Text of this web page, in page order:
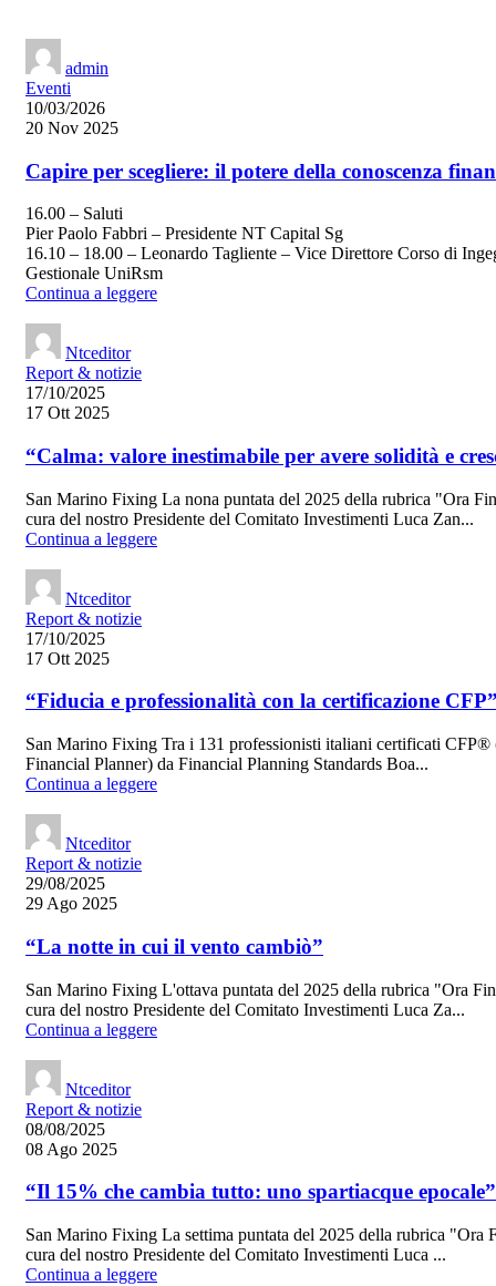
admin
Eventi
10/03/2026
20 Nov 2025
Capire per scegliere: il potere della conoscenza
16.00 – Saluti
Pier Paolo Fabbri – Presidente NT Capital Sg
16.10 – 18.00 – Leonardo Tagliente – Vice Direttore Corso di
Gestionale UniRsm
Continua a leggere
Ntceditor
Report & notizie
17/10/2025
17 Ott 2025
“Calma: valore inestimabile per avere solidità e
San Marino Fixing La nona puntata del 2025 della rubrica "Ora
cura del nostro Presidente del Comitato Investimenti Luca Zan...
Continua a leggere
Ntceditor
Report & notizie
17/10/2025
17 Ott 2025
“Fiducia e professionalità con la certificazione
San Marino Fixing Tra i 131 professionisti italiani certificati CFP®
Financial Planner) da Financial Planning Standards Boa...
Continua a leggere
Ntceditor
Report & notizie
29/08/2025
29 Ago 2025
“La notte in cui il vento cambiò”
San Marino Fixing L'ottava puntata del 2025 della rubrica "Ora
cura del nostro Presidente del Comitato Investimenti Luca Za...
Continua a leggere
Ntceditor
Report & notizie
08/08/2025
08 Ago 2025
“Il 15% che cambia tutto: uno spartiacque epocale”
San Marino Fixing La settima puntata del 2025 della rubrica "Ora
cura del nostro Presidente del Comitato Investimenti Luca ...
Continua a leggere